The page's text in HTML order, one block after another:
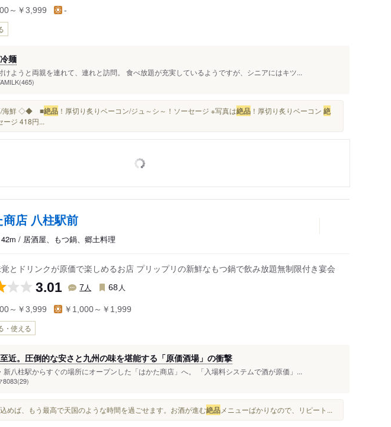
～￥3,999 -
麺
けようと両親を連れて、連れと訪問。 食べ放題が充実しているようですが、シニアにはキツ...
/海鮮 ◇◆ ■絶品 ！厚切り炙りベーコン/ジュ～シ～！ソーセージ ※写真は絶品 ！厚切り炙りベーコン 絶
ージ 418円...
商店 八柱駅前
/ 居酒屋、もつ鍋、郷土料理
とドリンクが原価で楽しめるお店 プリップリの新鮮なもつ鍋で飲み放題無制限付き宴会
3.01 7 人 68 人
～￥3,999 ￥1,000～￥1,999
・使える
近。圧倒的な安さと九州の味を堪能する「原価酒場」の衝撃
新八柱駅からすぐの場所にオープンした「はかた商店」へ。 「入場料システムで酒が原価」...
8083(29)
めば、もう最高で天国のような時間を過ごせます。お酒が進む絶品メニューばかりなので、リピート...